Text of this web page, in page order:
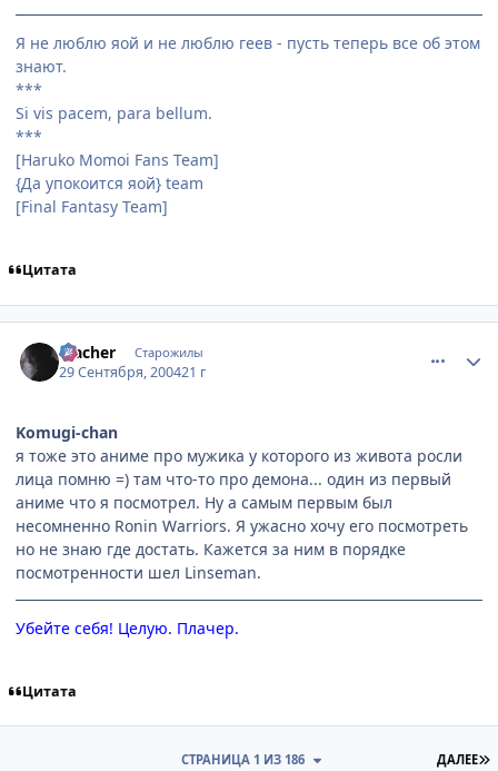
Я не люблю яой и не люблю геев - пусть теперь все об этом
знают.
***
Si vis pacem, para bellum.
***
[Haruko Momoi Fans Team]
{Да упокоится яой} team
[Final Fantasy Team]
Цитата
Placher Старожилы
29 Сентября, 200421 г
Komugi-chan
я тоже это аниме про мужика у которого из живота росли
лица помню =) там что-то про демона... один из первый
аниме что я посмотрел. Ну а самым первым был
несомненно Ronin Warriors. Я ужасно хочу его посмотреть
но не знаю где достать. Кажется за ним в порядке
посмотренности шел Linseman.
Убейте себя! Целую. Плачер.
Цитата
ДАЛЕЕ
СТРАНИЦА 1 ИЗ 186